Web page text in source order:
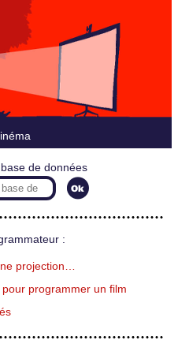
de données
:
projection…
programmer un film